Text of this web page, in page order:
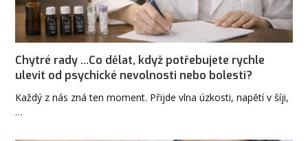
Chytré rady ...Co dělat, když potřebujete rychle
ulevit od psychické nevolnosti nebo bolesti?
Každý z nás zná ten moment. Přijde vlna úzkosti, napětí v šíji,
…